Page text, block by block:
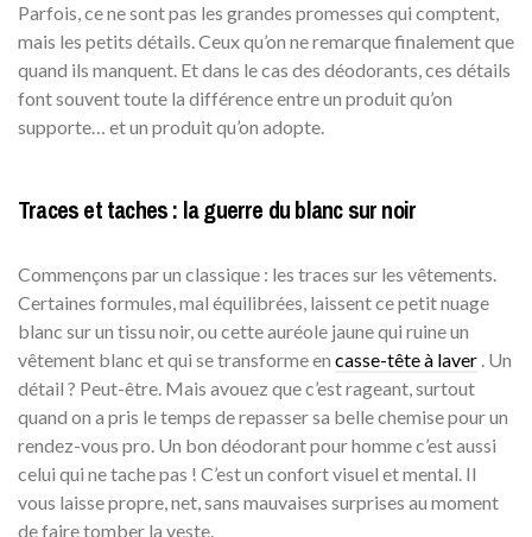
Parfois, ce ne sont pas les grandes promesses qui comptent,
mais les petits détails. Ceux qu’on ne remarque finalement que
quand ils manquent. Et dans le cas des déodorants, ces détails
font souvent toute la différence entre un produit qu’on
supporte… et un produit qu’on adopte.
Traces et taches : la guerre du blanc sur noir
Commençons par un classique : les traces sur les vêtements.
Certaines formules, mal équilibrées, laissent ce petit nuage
blanc sur un tissu noir, ou cette auréole jaune qui ruine un
vêtement blanc et qui se transforme en casse-tête à laver . Un
détail ? Peut-être. Mais avouez que c’est rageant, surtout
quand on a pris le temps de repasser sa belle chemise pour un
rendez-vous pro. Un bon déodorant pour homme c’est aussi
celui qui ne tache pas ! C’est un confort visuel et mental. Il
vous laisse propre, net, sans mauvaises surprises au moment
de faire tomber la veste.